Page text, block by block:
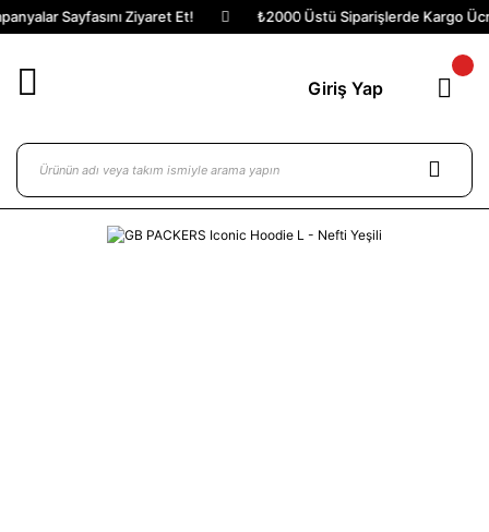
Sayfasını Ziyaret Et! ₺2000 Üstü Siparişlerde Kargo
Giriş Yap